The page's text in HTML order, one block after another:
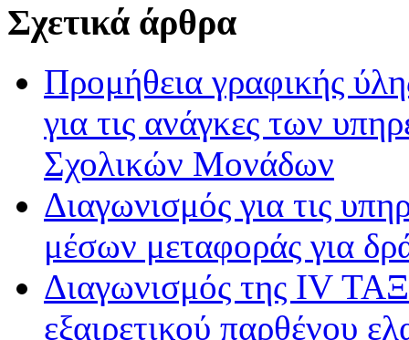
Σχετικά άρθρα
Προμήθεια γραφικής
για τις ανάγκες των
Σχολικών Μονάδων
Διαγωνισμός για τις
μέσων μεταφοράς για
Διαγωνισμός της IV
εξαιρετικού παρθένου